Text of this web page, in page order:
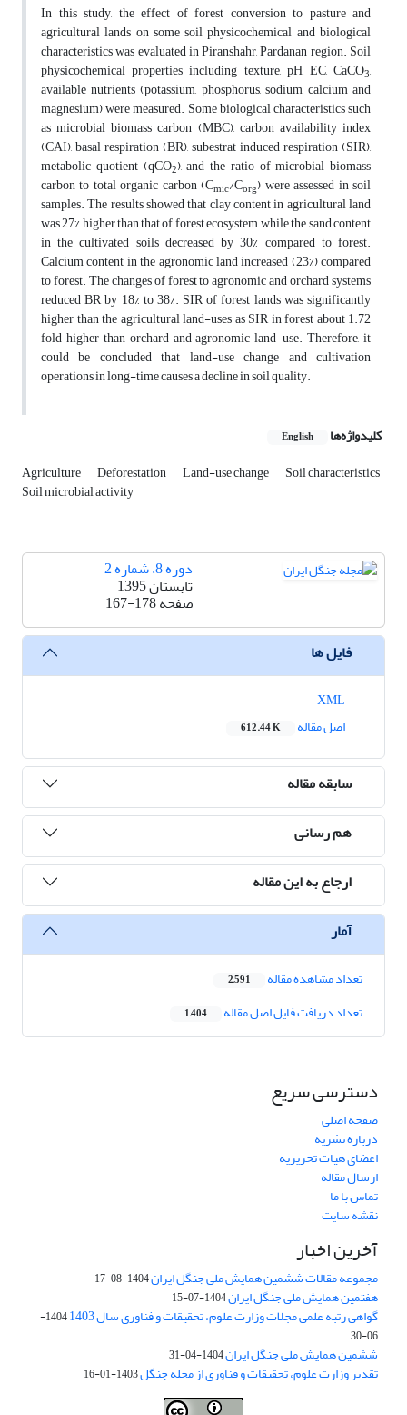
In this study, the effect of forest conversion to pasture and
agricultural lands on some soil physicochemical and biological
characteristics was evaluated in Piranshahr, Pardanan region. Soil
physicochemical properties including texture, pH, EC, CaCO3,
available nutrients (potassium, phosphorus, sodium, calcium and
magnesium) were measured. Some biological characteristics such
as microbial biomass carbon (MBC), carbon availability index
(CAI), basal respiration (BR), subestrat induced respiration (SIR),
metabolic quotient (qCO2), and the ratio of microbial biomass
carbon to total organic carbon (Cmic/Corg) were assessed in soil
samples. The results showed that clay content in agricultural land
was 27% higher than that of forest ecosystem, while the sand content
in the cultivated soils decreased by 30% compared to forest.
Calcium content in the agronomic land increased (23%) compared
to forest. The changes of forest to agronomic and orchard systems
reduced BR by 18% to 38%. SIR of forest lands was significantly
higher than the agricultural land-uses as SIR in forest about 1.72
fold higher than orchard and agronomic land-use. Therefore, it
could be concluded that land-use change and cultivation
operations in long-time causes a decline in soil quality.
کلیدواژه‌ها English
Agriculture Deforestation Land-use change Soil characteristics
Soil microbial activity
دوره 8، شماره 2
تابستان 1395
صفحه167-178
فایل ها
اصل مقاله
612.44 K
سابقه مقاله
هم رسانی
ارجاع به این مقاله
آمار
تعداد مشاهده مقاله 2,591
تعداد دریافت فایل اصل مقاله 1,404
دسترسی سریع
صفحه اصلی
درباره نشریه
اعضای هیات تحریریه
ارسال مقاله
تماس با ما
نقشه سایت
آخرین اخبار
مجموعه مقالات ششمین همایش ملی جنگل ایران1404-08-17
هفتمین همایش ملی جنگل ایران1404-07-15
گواهی رتبه علمی مجلات وزارت علوم، تحقیقات و فناوری سال 1403
1404-
06-30
ششمین همایش ملی جنگل ایران1404-04-31
تقدیر وزارت علوم، تحقیقات و فناوری از مجله جنگل1403-01-16